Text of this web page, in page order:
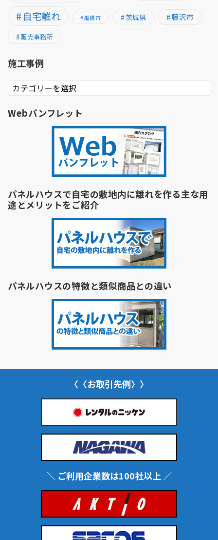
自宅離れ 船橋市 茨城県 藤沢市
販売事務所
施工事例
施
工
例
Webパンフレット
パネルハウスで自宅の敷地内に離れを作る主な用
途とメリットをご紹介
パネルハウスの特徴と類似商品との違い
〈〈お取引先例〉〉
＼ ご利用企業数は100社以上 ／